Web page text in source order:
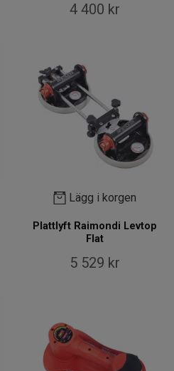
4 400 kr
Lägg i korgen
Plattlyft Raimondi Levtop
Flat
5 529 kr